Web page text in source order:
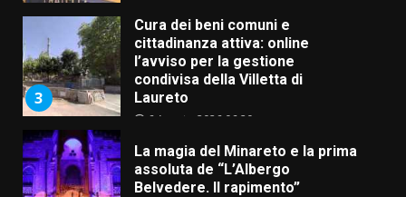
3
Cura dei beni comuni e
cittadinanza attiva: online
l’avviso per la gestione
condivisa della Villetta di
Laureto
6 Agosto 2026 06:20
La magia del Minareto e la prima
assoluta de “L’Albergo
Belvedere. Il rapimento”